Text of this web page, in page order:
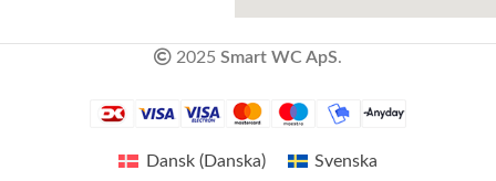
2025 Smart WC ApS.
Dansk(Danska) Svenska